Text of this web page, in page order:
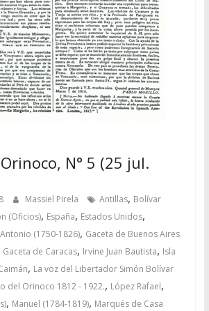
N° 5 (25 jul.
Massiel Pirela Antillas, Bolívar
(Oficios), España, Estados Unidos,
(1750-1826), Gaceta de Buenos Aires
Gaceta de Caracas, Irvine Juan Bautista, Isla
, La voz del Libertador Simón Bolívar
del Orinoco 1812 - 1922., López Rafael,
, Manuel (1784-1819), Marqués de Casa